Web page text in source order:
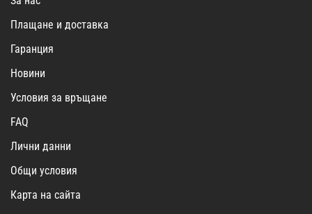
Плащане и доставка
Гаранция
Новини
Условия за връщане
FAQ
Лични данни
Общи условия
Карта на сайта